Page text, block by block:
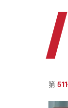
/
第 511